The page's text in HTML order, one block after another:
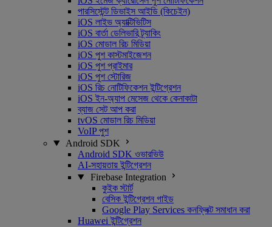
পারসিস্টেন্ট ডিভাইস আইডি (কিচেইন)
iOS লাইভ অ্যাক্টিভিটিস
iOS বার্তা ডেলিভারি ট্র্যাকিং
iOS মোডাল রিচ মিডিয়া
iOS পুশ কাস্টমাইজেশন
iOS পুশ প্রাইমার
iOS পুশ স্টোরিজ
iOS রিচ নোটিফিকেশন ইন্টিগ্রেশন
iOS ইন-অ্যাপ মেসেজ থেকে কেনাকাটা
ব্যাজ সেট আপ করা
tvOS মোডাল রিচ মিডিয়া
VoIP পুশ
Android SDK
Android SDK ওভারভিউ
AI-সহায়তায় ইন্টিগ্রেশন
Firebase Integration
কুইক স্টার্ট
বেসিক ইন্টিগ্রেশন গাইড
Google Play Services কনফ্লিক্ট সমাধান করা
Huawei ইন্টিগ্রেশন